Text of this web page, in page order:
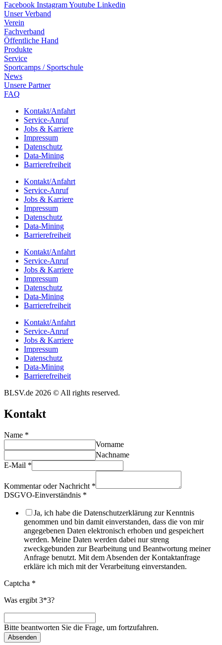
Facebook InstagramYoutube Linkedin
Unser Verband
Verein
Fach­ver­band
Öffent­li­che Hand
Produkte
Service
Sport­camps / Sportschule
News
Unsere Part­ner
FAQ
Kontakt/​​Anfahrt
Service-Anruf
Jobs & Karriere
Impres­sum
Daten­schutz
Data-Mining
Barrie­re­frei­heit
Kontakt/​​Anfahrt
Service-Anruf
Jobs & Karriere
Impres­sum
Daten­schutz
Data-Mining
Barrie­re­frei­heit
Kontakt/​​Anfahrt
Service-Anruf
Jobs & Karriere
Impres­sum
Daten­schutz
Data-Mining
Barrie­re­frei­heit
Kontakt/​​Anfahrt
Service-Anruf
Jobs & Karriere
Impres­sum
Daten­schutz
Data-Mining
Barrie­re­frei­heit
BLSV.de 2026 © All rights reserved.
Kontakt
Name *
Vorname
Nachname
E-Mail *
Kommentar oder Nachricht *
DSGVO-Einverständnis *
Ja, ich habe die Datenschutzerklärung zur Kenntnis
genommen und bin damit einverstanden, dass die von mir
angegebenen Daten elektronisch erhoben und gespeichert
werden. Meine Daten werden dabei nur streng
zweckgebunden zur Bearbeitung und Beantwortung meiner
Anfrage benutzt. Mit dem Absenden der Kontaktanfrage
erkläre ich mich mit der Verarbeitung einverstanden.
Captcha *
Was ergibt 3*3?
Bitte beantworten Sie die Frage, um fortzufahren.
Absenden